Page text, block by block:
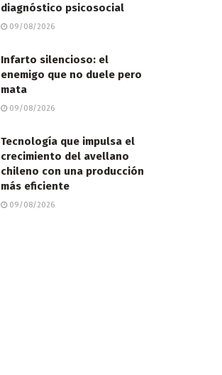
diagnóstico psicosocial
09/08/2026
Infarto silencioso: el
enemigo que no duele pero
mata
09/08/2026
Tecnología que impulsa el
crecimiento del avellano
chileno con una producción
más eficiente
09/08/2026